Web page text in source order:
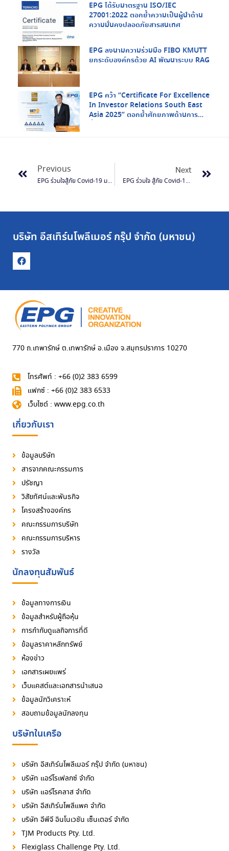
EPG ได้รับมาตรฐาน ISO/IEC
27001:2022 ตอกย้ำความเป็นผู้นำด้าน
ความมั่นคงปลอดภัยสารสนเทศ
EPG ลงนามความร่วมมือ FIBO KMUTT
ยกระดับองค์กรด้วย AI พัฒนาระบบ RAG
EPG คว้า “Certificate For Excellence
In Investor Relations South East
Asia 2025” ตอกย้ำศักยภาพด้านการ
Previous
EPG ร่วมใจสู้ภัย Covid-19 มอบ Aeroklas Face Shield ให้แก่ศูนย์ปฏิบัติการแก้ไขสถานการณ์ฉุกเฉินด้านความมั่นคงท่าอากาศยาน
Next
EPG ร่วมใจ สู้ภัย Covid-19 มอบหน้ากากอเนกประสงค์ EP-KARE และ แอลกอฮอล์ให้แก่ E-Jan Facebook Fanpage เพื่อส่งต่อให้ประชาชน
บริษัท อีสเทิร์นโพลีเมอร์ กรุ๊ป จำกัด (มหาชน)
770 ถ.เทพารักษ์ ต.เทพารักษ์ อ.เมือง จ.สมุทรปราการ 10270
โทรศัพท์ : +66 (0)2 383 6599
แฟกซ์ : +66 (0)2 383 6533
เว็บไซต์ : www.epg.co.th
เกี่ยวกับเรา
ข้อมูลบริษัท
สารจากคณะกรรมการ
ปรัชญา
วิสัยทัศน์และพันธกิจ
โครงสร้างองค์กร
คณะกรรมการบริษัท
คณะกรรมการบริหาร
รางวัล
นักลงทุนสัมพันธ์
ข้อมูลทางการเงิน
ข้อมูลสำหรับผู้ถือหุ้น
การกำกับดูแลกิจการที่ดี
ข้อมูลราคาหลักทรัพย์
ห้องข่าว
เอกสารเผยแพร่
เว็บแคสต์และเอกสารนำเสนอ
ข้อมูลนักวิเคราะห์
สอบถามข้อมูลนักลงทุน
บริษัทในเครือ
บริษัท อีสเทิร์นโพลีเมอร์ กรุ๊ป จำกัด (มหาชน)
บริษัท แอร์โรเฟลกซ์ จำกัด
บริษัท แอร์โรคลาส จำกัด
บริษัท อีสเทิร์นโพลีแพค จำกัด
บริษัท อีพีจี อินโนเวชัน เซ็นเตอร์ จำกัด
TJM Products Pty. Ltd.
Flexiglass Challenge Pty. Ltd.